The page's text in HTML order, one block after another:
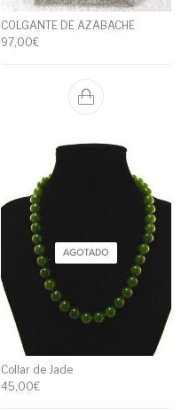
COLGANTE DE AZABACHE
97,00€
AGOTADO
Collar de Jade
45,00€